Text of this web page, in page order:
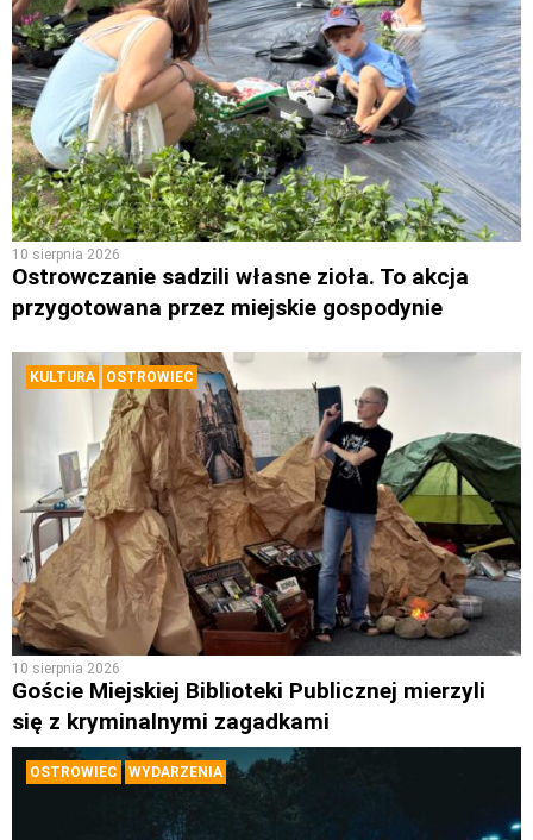
10 sierpnia 2026
Ostrowczanie sadzili własne zioła. To akcja
przygotowana przez miejskie gospodynie
KULTURA OSTROWIEC
10 sierpnia 2026
Goście Miejskiej Biblioteki Publicznej mierzyli
się z kryminalnymi zagadkami
OSTROWIEC WYDARZENIA